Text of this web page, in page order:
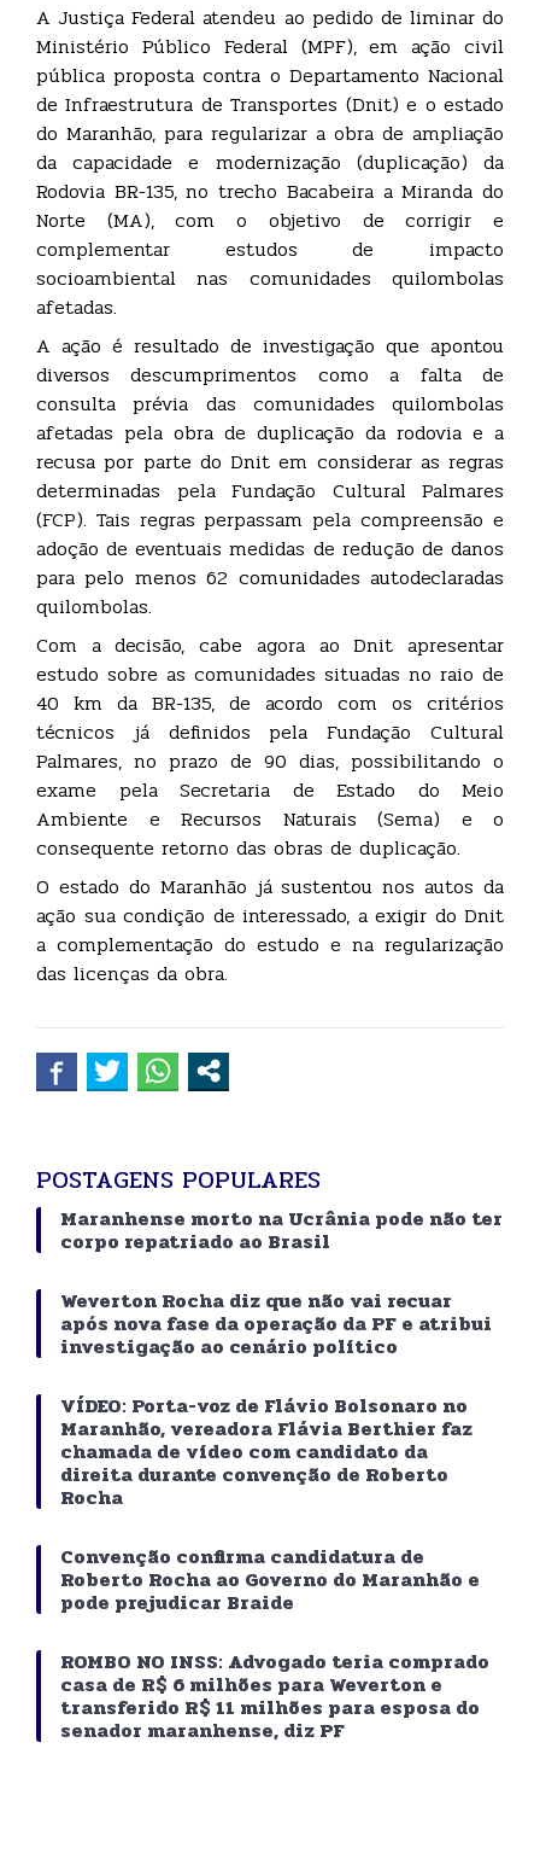
A Justiça Federal atendeu ao pedido de liminar do
Ministério Público Federal (MPF), em ação civil
pública proposta contra o Departamento Nacional
de Infraestrutura de Transportes (Dnit) e o estado
do Maranhão, para regularizar a obra de ampliação
da capacidade e modernização (duplicação) da
Rodovia BR-135, no trecho Bacabeira a Miranda do
Norte (MA), com o objetivo de corrigir e
complementar estudos de impacto
socioambiental nas comunidades quilombolas
afetadas.
A ação é resultado de investigação que apontou
diversos descumprimentos como a falta de
consulta prévia das comunidades quilombolas
afetadas pela obra de duplicação da rodovia e a
recusa por parte do Dnit em considerar as regras
determinadas pela Fundação Cultural Palmares
(FCP). Tais regras perpassam pela compreensão e
adoção de eventuais medidas de redução de danos
para pelo menos 62 comunidades autodeclaradas
quilombolas.
Com a decisão, cabe agora ao Dnit apresentar
estudo sobre as comunidades situadas no raio de
40 km da BR-135, de acordo com os critérios
técnicos já definidos pela Fundação Cultural
Palmares, no prazo de 90 dias, possibilitando o
exame pela Secretaria de Estado do Meio
Ambiente e Recursos Naturais (Sema) e o
consequente retorno das obras de duplicação.
O estado do Maranhão já sustentou nos autos da
ação sua condição de interessado, a exigir do Dnit
a complementação do estudo e na regularização
das licenças da obra.
POSTAGENS POPULARES
Maranhense morto na Ucrânia pode não ter
corpo repatriado ao Brasil
Weverton Rocha diz que não vai recuar
após nova fase da operação da PF e atribui
investigação ao cenário político
VÍDEO: Porta-voz de Flávio Bolsonaro no
Maranhão, vereadora Flávia Berthier faz
chamada de vídeo com candidato da
direita durante convenção de Roberto
Rocha
Convenção confirma candidatura de
Roberto Rocha ao Governo do Maranhão e
pode prejudicar Braide
ROMBO NO INSS: Advogado teria comprado
casa de R$ 6 milhões para Weverton e
transferido R$ 11 milhões para esposa do
senador maranhense, diz PF